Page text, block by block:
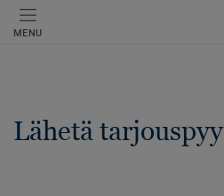
MENU
Lähetä